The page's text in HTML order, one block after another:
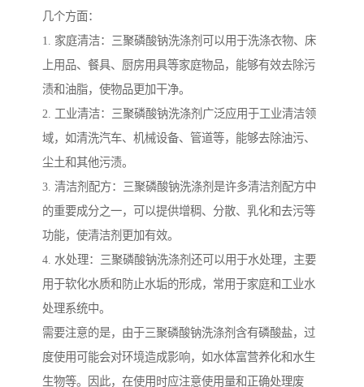
几个方面：
1. 家庭清洁：三聚磷酸钠洗涤剂可以用于洗涤衣物、床
上用品、餐具、厨房用具等家庭物品，能够有效去除污
渍和油脂，使物品更加干净。
2. 工业清洁：三聚磷酸钠洗涤剂广泛应用于工业清洁领
域，如清洗汽车、机械设备、管道等，能够去除油污、
尘土和其他污渍。
3. 清洁剂配方：三聚磷酸钠洗涤剂是许多清洁剂配方中
的重要成分之一，可以提供增稠、分散、乳化和去污等
功能，使清洁剂更加有效。
4. 水处理：三聚磷酸钠洗涤剂还可以用于水处理，主要
用于软化水质和防止水垢的形成，常用于家庭和工业水
处理系统中。
需要注意的是，由于三聚磷酸钠洗涤剂含有磷酸盐，过
度使用可能会对环境造成影响，如水体富营养化和水生
生物等。因此，在使用时应注意使用量和正确处理废